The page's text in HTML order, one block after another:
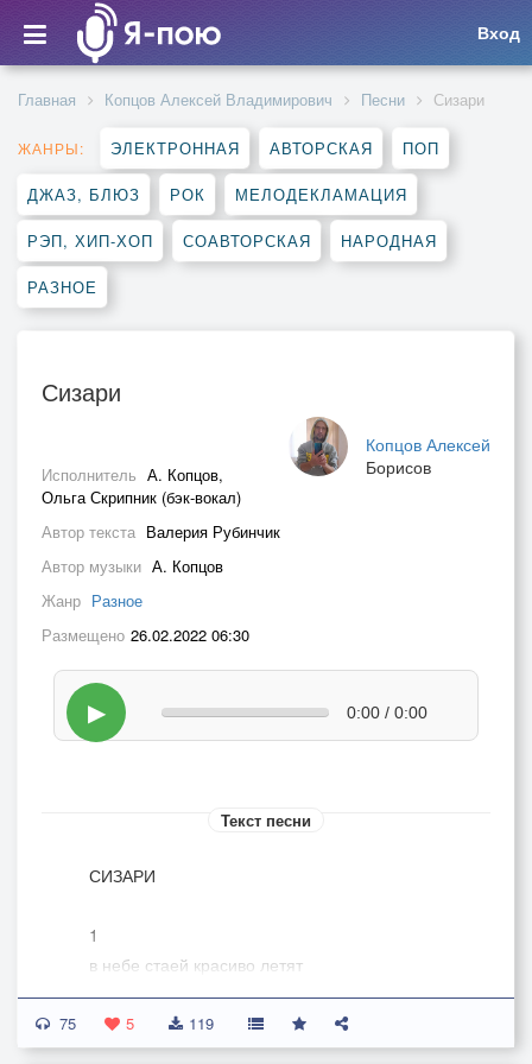
Вход
Главная Копцов Алексей Владимирович Песни Сизари
ЖАНРЫ: ЭЛЕКТРОННАЯ АВТОРСКАЯ ПОП
ДЖАЗ, БЛЮЗ РОК МЕЛОДЕКЛАМАЦИЯ
РЭП, ХИП-ХОП СОАВТОРСКАЯ НАРОДНАЯ
РАЗНОЕ
Сизари
Копцов Алексей
Борисов
Исполнитель А. Копцов,
Ольга Скрипник (бэк-вокал)
Автор текста Валерия Рубинчик
Автор музыки А. Копцов
Жанр Разное
Размещено 26.02.2022 06:30
▶ 0:00 / 0:00
Текст песни
СИЗАРИ
1
в небе стаей красиво летят
рассекают простор сизари
жить в неволе они не хотят
эти сизые дикари
75 5 119